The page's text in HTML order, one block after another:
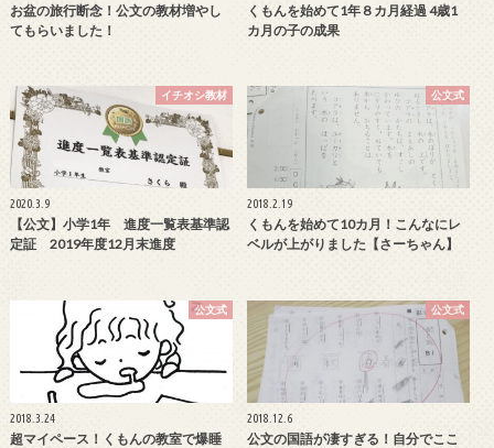
お盆の旅行断念！公文の教材増やし
てもらいました！
くもんを始めて1年８カ月経過 4歳1
カ月の子の成果
イチオシ教材
2020.3.9
【公文】小学1年 進度一覧表基準認
定証 2019年度12月末進度
公文式
2018.2.19
くもんを始めて10カ月！こんなにレ
ベルが上がりました【さーちゃん】
公文式
2018.3.24
超マイペース！くもんの教室で爆睡
公文式
2018.12.6
公文の国語が凄すぎる！自分でここ